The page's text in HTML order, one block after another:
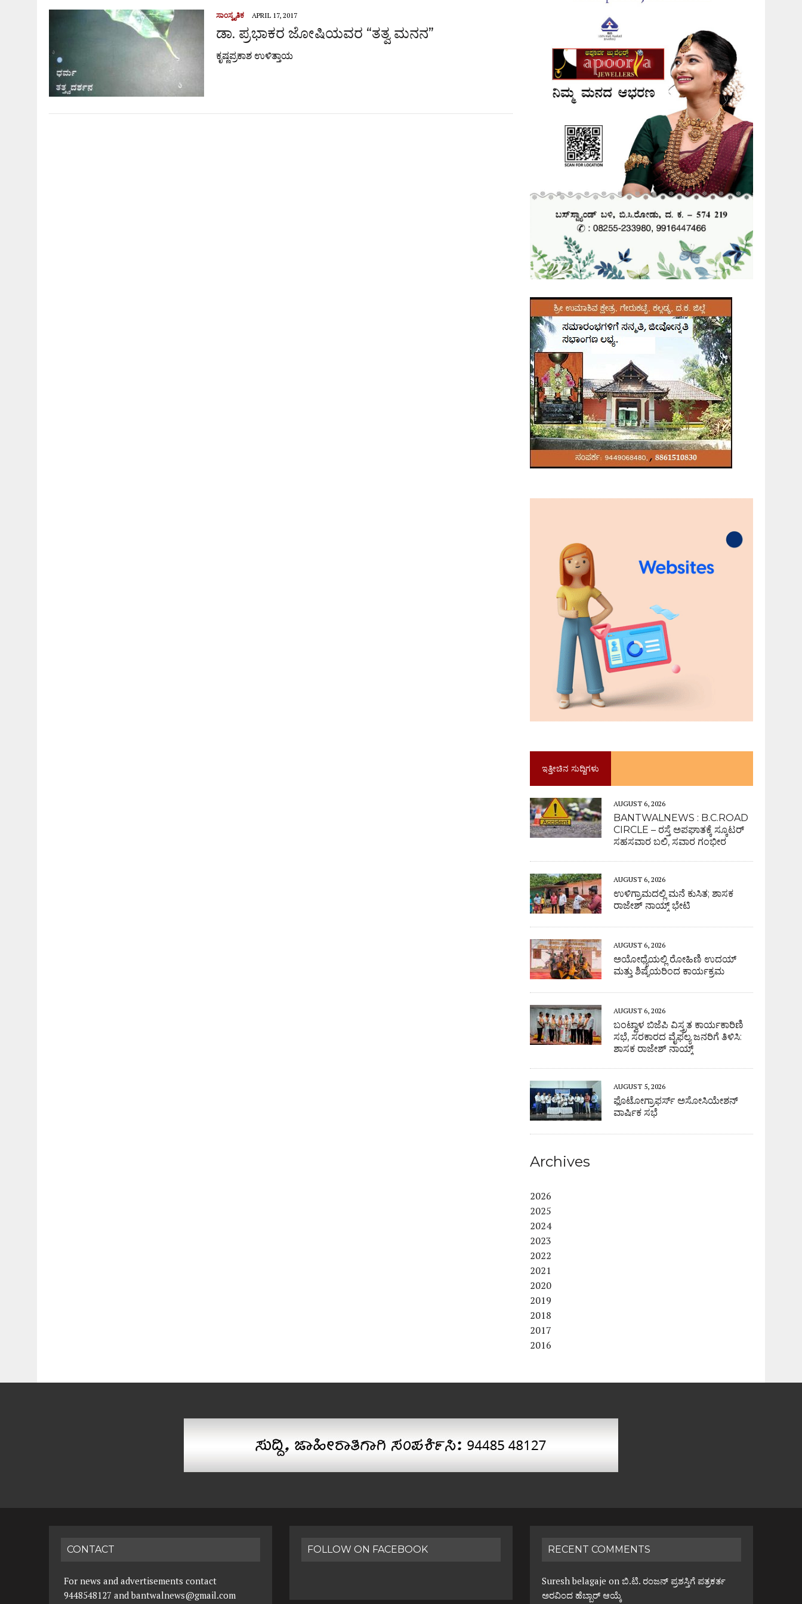
ಸಾಂಸ್ಕೃತಿಕ APRIL 17, 2017
ಡಾ. ಪ್ರಭಾಕರ ಜೋಷಿಯವರ “ತತ್ವ ಮನನ”
ಕೃಷ್ಣಪ್ರಕಾಶ ಉಳಿತ್ತಾಯ
ಇತ್ತೀಚಿನ ಸುದ್ದಿಗಳು
AUGUST 6, 2026
BANTWALNEWS : B.C.ROAD
CIRCLE – ರಸ್ತೆ ಅಪಘಾತಕ್ಕೆ ಸ್ಕೂಟರ್
ಸಹಸವಾರ ಬಲಿ, ಸವಾರ ಗಂಭೀರ
AUGUST 6, 2026
ಉಳಿಗ್ರಾಮದಲ್ಲಿ ಮನೆ ಕುಸಿತ; ಶಾಸಕ
ರಾಜೇಶ್ ನಾಯ್ಕ್ ಭೇಟಿ
AUGUST 6, 2026
ಅಯೋಧ್ಯೆಯಲ್ಲಿ ರೋಹಿಣಿ ಉದಯ್
ಮತ್ತು ಶಿಷ್ಯೆಯರಿಂದ ಕಾರ್ಯಕ್ರಮ
AUGUST 6, 2026
ಬಂಟ್ವಾಳ ಬಿಜೆಪಿ ವಿಸ್ತ್ರತ ಕಾರ್ಯಕಾರಿಣಿ
ಸಭೆ, ಸರಕಾರದ ವೈಫಲ್ಯ ಜನರಿಗೆ ತಿಳಿಸಿ:
ಶಾಸಕ ರಾಜೇಶ್ ನಾಯ್ಕ್
AUGUST 5, 2026
ಫೊಟೋಗ್ರಾಫರ್ಸ್ ಅಸೋಸಿಯೇಶನ್
ವಾರ್ಷಿಕ ಸಭೆ
Archives
2026
2025
2024
2023
2022
2021
2020
2019
2018
2017
2016
CONTACT
For news and advertisements contact
9448548127 and bantwalnews@gmail.com
FOLLOW ON FACEBOOK RECENT COMMENTS
Suresh belagaje onಬಿ.ಟಿ. ರಂಜನ್ ಪ್ರಶಸ್ತಿಗೆ ಪತ್ರಕರ್ತ
ಅರವಿಂದ ಹೆಬ್ಬಾರ್ ಆಯ್ಕೆ